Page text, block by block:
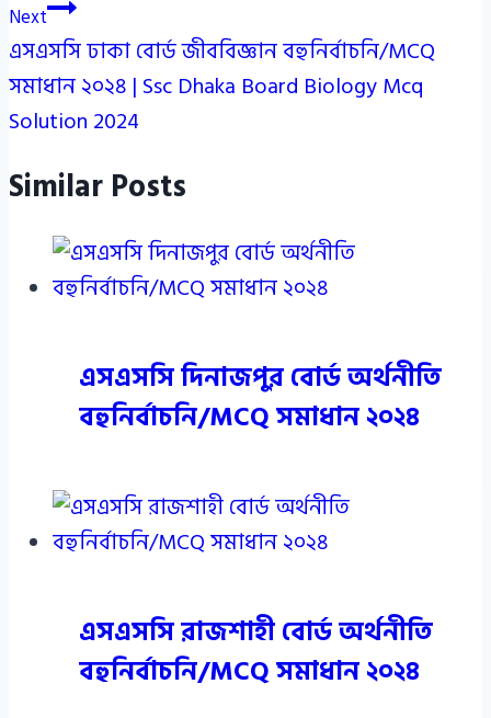
Next
এসএসসি ঢাকা বোর্ড জীববিজ্ঞান বহুনির্বাচনি/MCQ
সমাধান ২০২৪ | Ssc Dhaka Board Biology Mcq
Solution 2024
Similar Posts
এসএসসি দিনাজপুর বোর্ড অর্থনীতি
বহুনির্বাচনি/MCQ সমাধান ২০২৪
এসএসসি রাজশাহী বোর্ড অর্থনীতি
বহুনির্বাচনি/MCQ সমাধান ২০২৪